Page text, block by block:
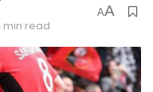
min read
AA